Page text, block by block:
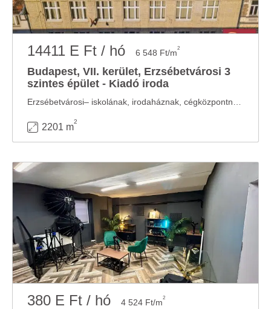
14411 E Ft / hó 6 548 Ft/m2
Budapest, VII. kerület, Erzsébetvárosi 3
szintes épület - Kiadó iroda
2201 m
2
380 E Ft / hó 4 524 Ft/m2